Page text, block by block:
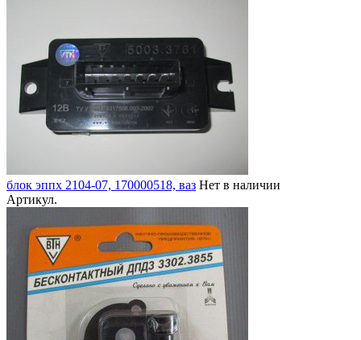
блок эппх 2104-07, 170000518, ваз Нет в наличии
Артикул.